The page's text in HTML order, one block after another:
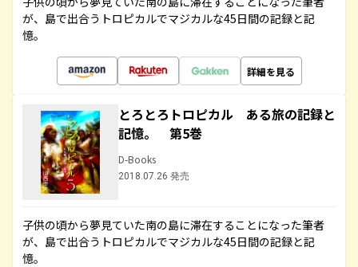
が、島で出合うトロピカルでマジカルな45日間の記録と記
憶。
詳細を見る
とろとろトロピカル ある旅の記録と
記憶。 第5巻
D-Books
2018.07.26 発売
子供の頃から夢見ていた南の島に滞在することになった筆者
が、島で出合うトロピカルでマジカルな45日間の記録と記
憶。